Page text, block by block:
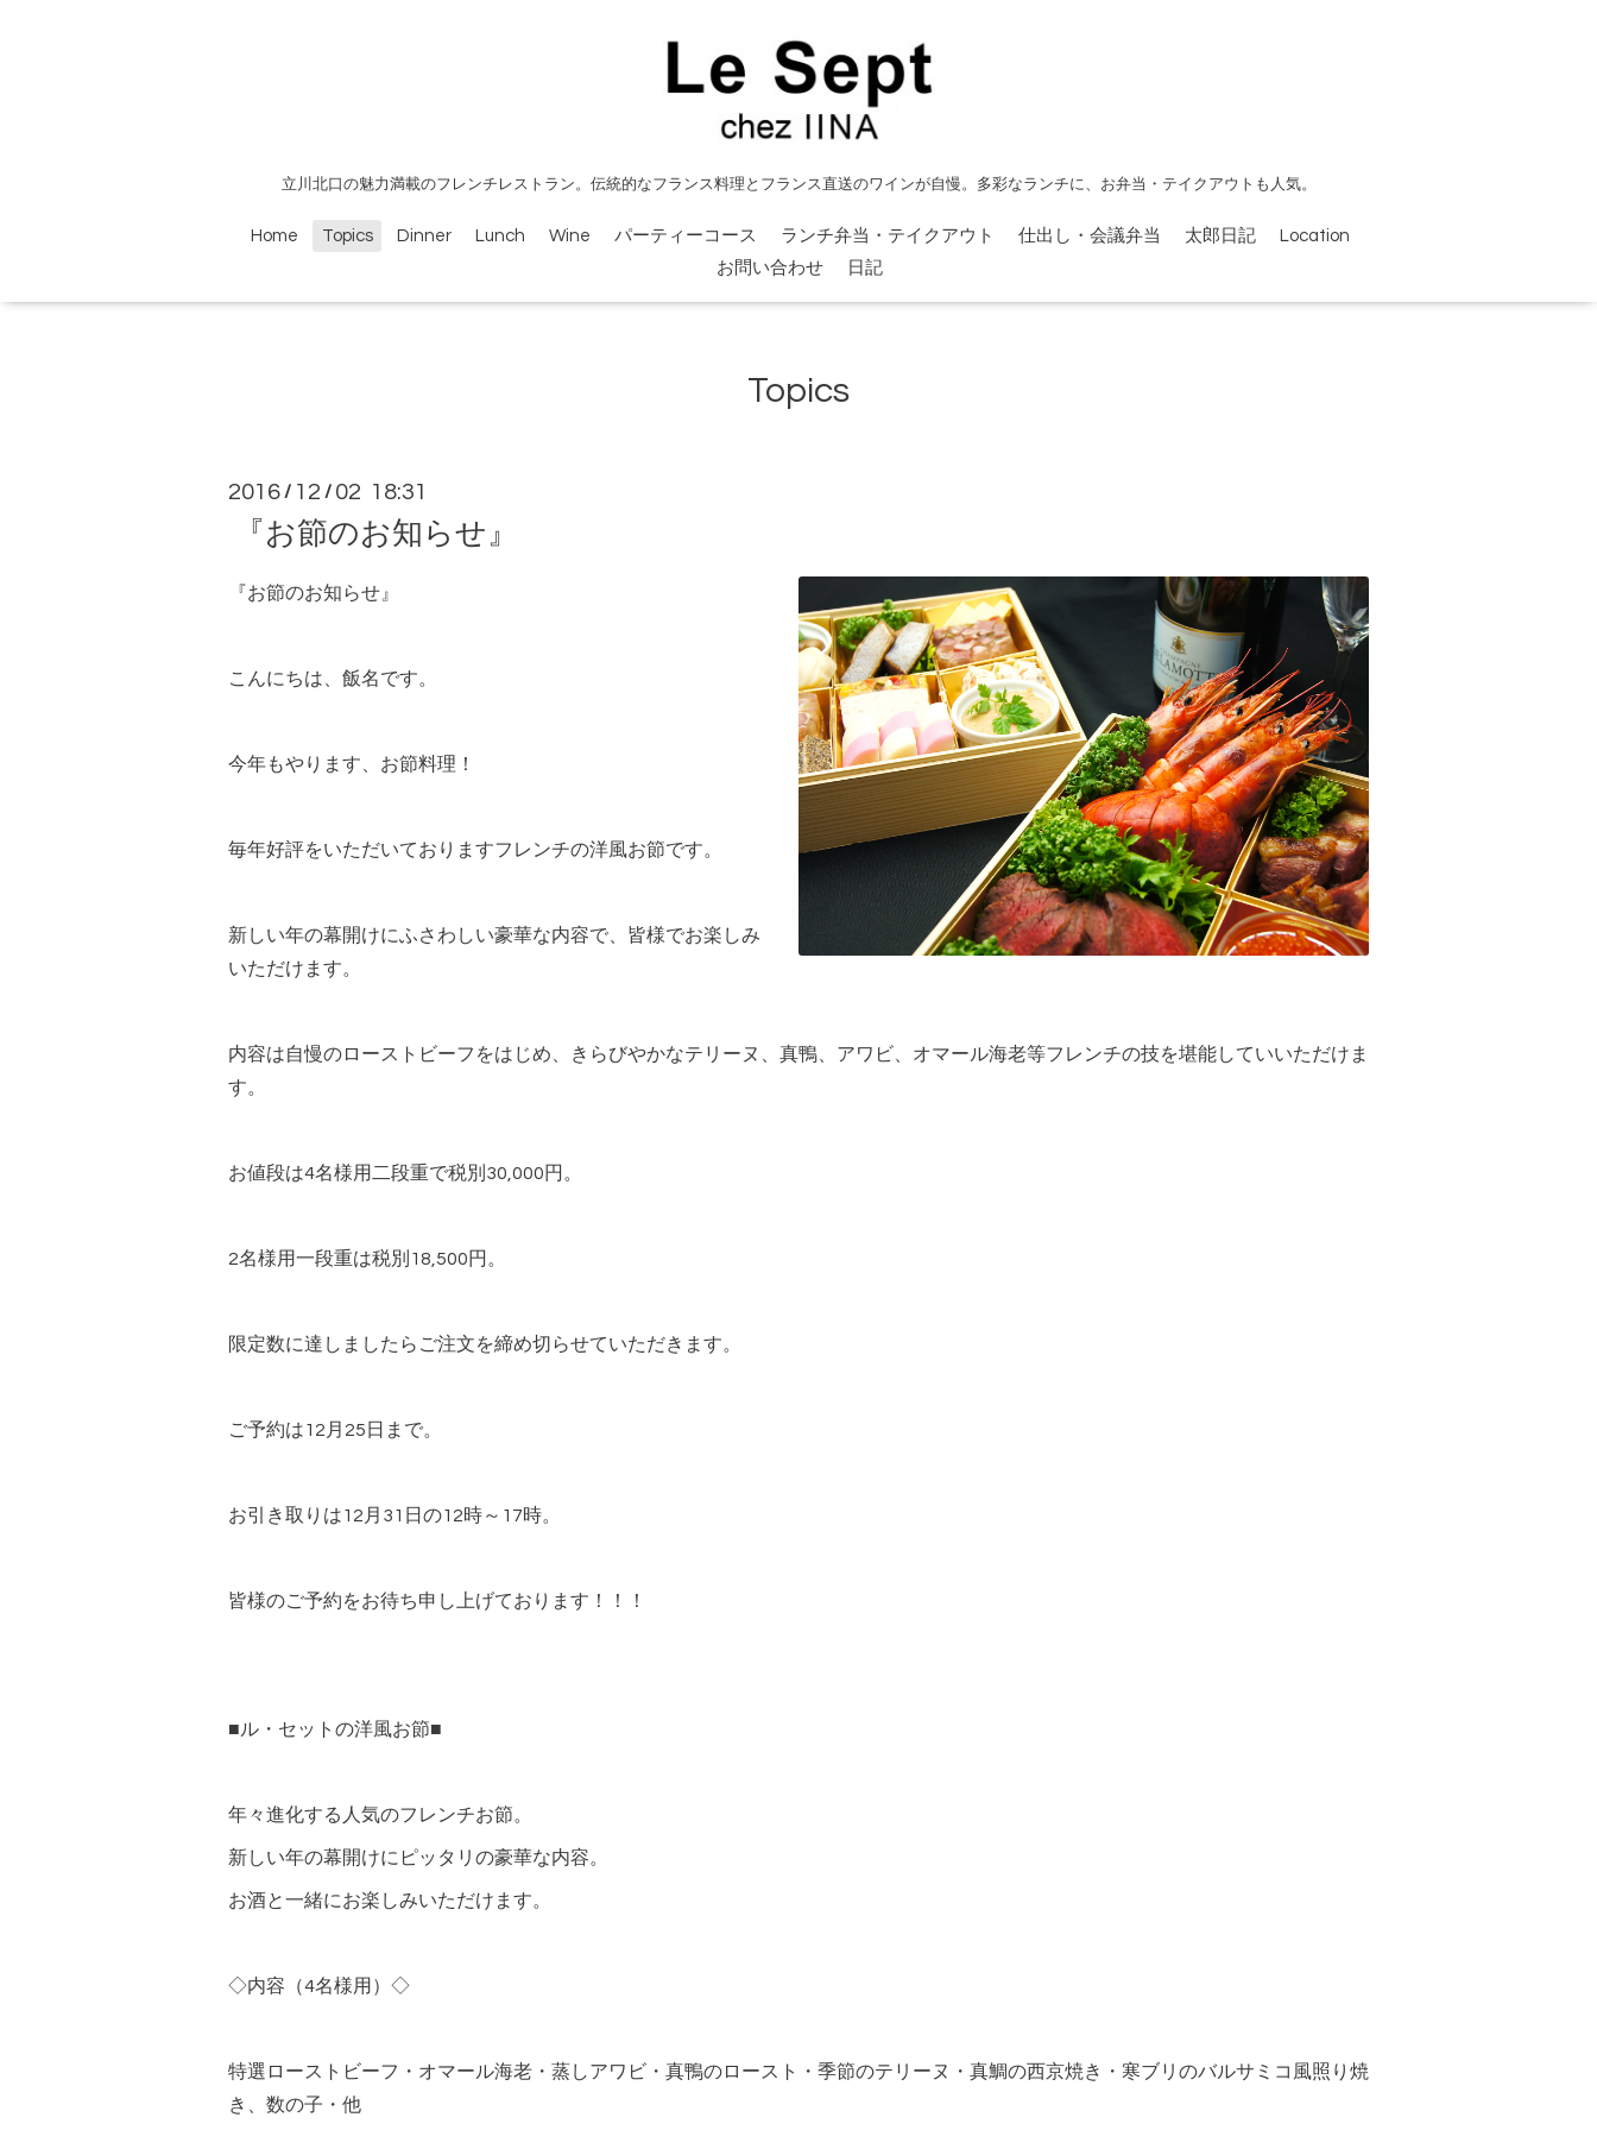
立川北口の魅力満載のフレンチレストラン。伝統的なフランス料理とフランス直送のワインが自慢。多彩なランチに、お弁当・テイクアウトも人気。
Home Topics Dinner Lunch Wine パーティーコース ランチ弁当・テイクアウト 仕出し・会議弁当 太郎日記
Location
お問い合わせ
日記
Topics
2016 / 12 / 02 18:31
『お節のお知らせ』
『お節のお知らせ』
こんにちは、飯名です。
今年もやります、お節料理！
毎年好評をいただいておりますフレンチの洋風お節です。
新しい年の幕開けにふさわしい豪華な内容で、皆様でお楽しみ
いただけます。
内容は自慢のローストビーフをはじめ、きらびやかなテリーヌ、真鴨、アワビ、オマール海老等フレンチの技を堪能していいただけま
す。
お値段は4名様用二段重で税別30,000円。
2名様用一段重は税別18,500円。
限定数に達しましたらご注文を締め切らせていただきます。
ご予約は12月25日まで。
お引き取りは12月31日の12時～17時。
皆様のご予約をお待ち申し上げております！！！
■ル・セットの洋風お節■
年々進化する人気のフレンチお節。
新しい年の幕開けにピッタリの豪華な内容。
お酒と一緒にお楽しみいただけます。
◇内容（4名様用）◇
特選ローストビーフ・オマール海老・蒸しアワビ・真鴨のロースト・季節のテリーヌ・真鯛の西京焼き・寒ブリのバルサミコ風照り焼
き、数の子・他